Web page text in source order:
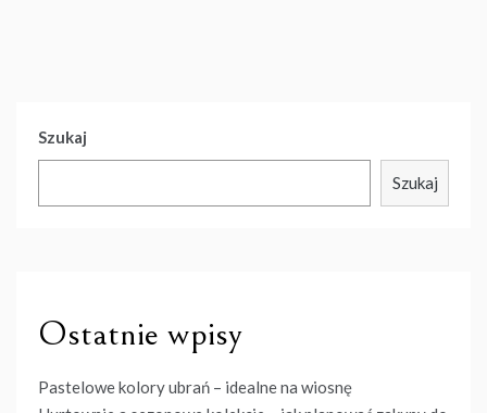
Szukaj
Szukaj
Ostatnie wpisy
Pastelowe kolory ubrań – idealne na wiosnę